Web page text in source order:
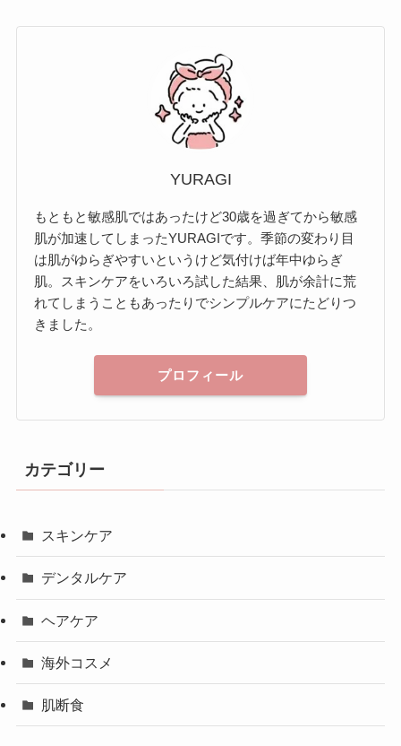
YURAGI
もともと敏感肌ではあったけど30歳を過ぎてから敏感
肌が加速してしまったYURAGIです。季節の変わり目
は肌がゆらぎやすいというけど気付けば年中ゆらぎ
肌。スキンケアをいろいろ試した結果、肌が余計に荒
れてしまうこともあったりでシンプルケアにたどりつ
きました。
プロフィール
カテゴリー
スキンケア
デンタルケア
ヘアケア
海外コスメ
肌断食